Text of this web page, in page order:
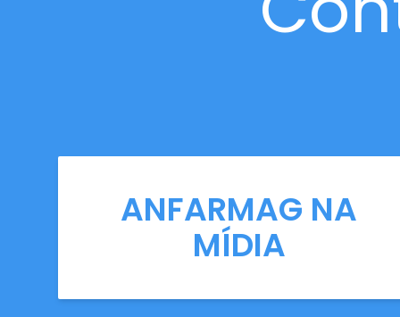
ANFARMAG NA
MÍDIA